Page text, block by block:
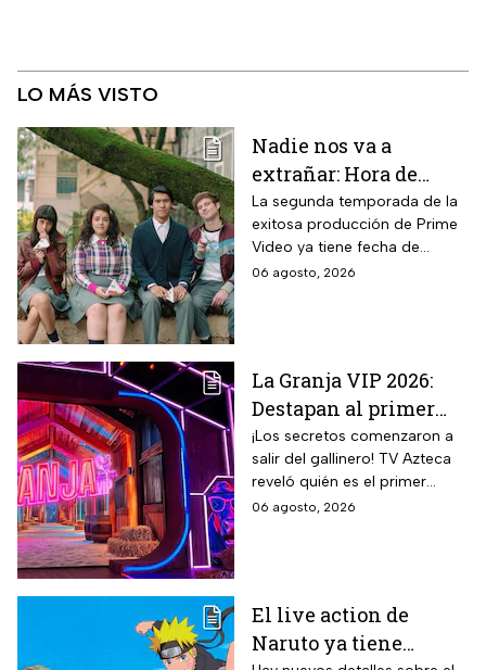
LO MÁS VISTO
Nadie nos va a
extrañar: Hora de
estreno de la
Temporada 2 y reparto
completo
La segunda temporada de la
exitosa producción de Prime
Video ya tiene fecha de
estreno. Conoce el horario en
06 agosto, 2026
La Granja VIP 2026:
Destapan al primer
participante del
reality más viral de la
televisión mexicana
¡Los secretos comenzaron a
salir del gallinero! TV Azteca
reveló quién es el primer
granjero confirmado para la
06 agosto, 2026
El live action de
Naruto ya tiene